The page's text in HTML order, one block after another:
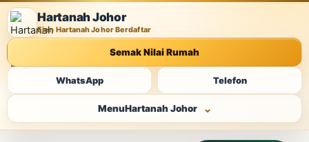
Hartanah Johor
Ejen Hartanah Johor Berdaftar
Semak Nilai Rumah
WhatsApp Telefon
MenuHartanah Johor